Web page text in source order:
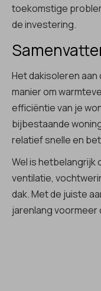
toekomstige
de investering.
Het dakisoleren
manier om
efficiëntie van je
bijbestaande
relatief snelle en
Wel is hetbelangrijk
ventilatie,
dak. Met de juiste
jarenlang